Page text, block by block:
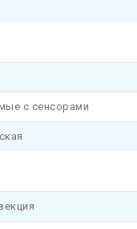
с сенсорами